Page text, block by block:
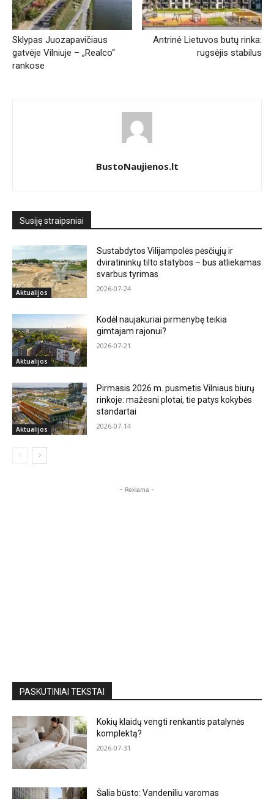
Sklypas Juozapavičiaus
gatvėje Vilniuje – „Realco“
rankose
Antrinė Lietuvos butų rinka:
rugsėjis stabilus
BustoNaujienos.lt
Susiję straipsniai
Aktualijos
Sustabdytos Vilijampolės pėsčiųjų ir
dviratininkų tilto statybos – bus atliekamas
svarbus tyrimas
2026-07-24
Aktualijos
Kodėl naujakuriai pirmenybę teikia
gimtajam rajonui?
2026-07-21
Aktualijos
Pirmasis 2026 m. pusmetis Vilniaus biurų
rinkoje: mažesni plotai, tie patys kokybės
standartai
2026-07-14
- Reklama -
PASKUTINIAI TEKSTAI
Kokių klaidų vengti renkantis patalynės
komplektą?
2026-07-31
Šalia būsto: Vandeniliu varomas